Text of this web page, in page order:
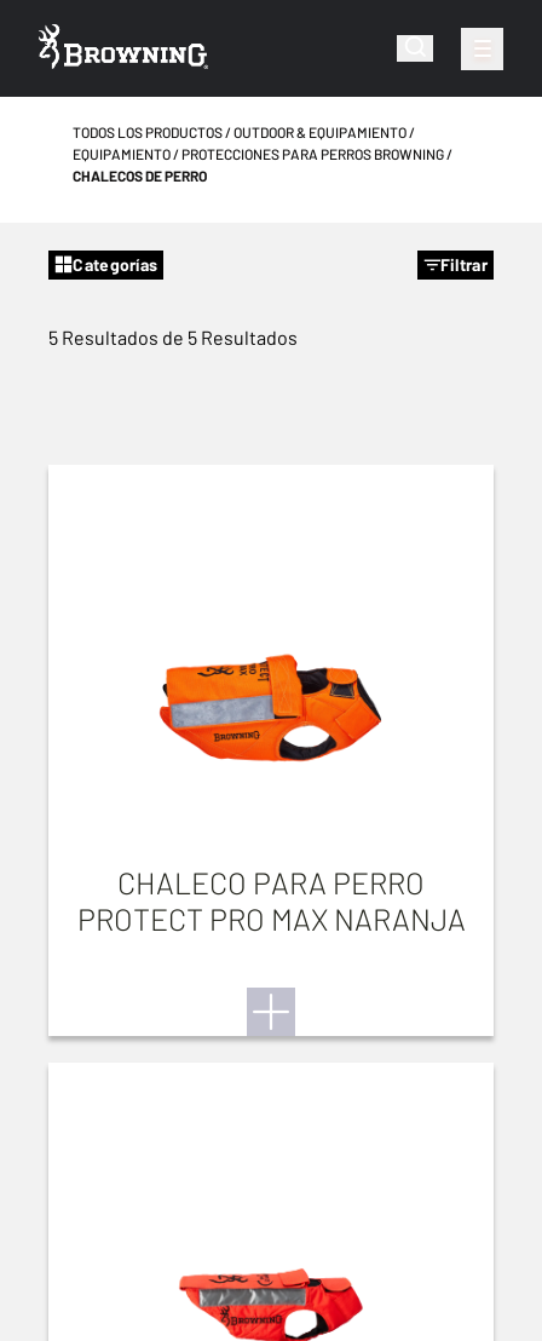
TODOS LOS PRODUCTOS
OUTDOOR & EQUIPAMIENTO
EQUIPAMIENTO
PROTECCIONES PARA PERROS BROWNING
CHALECOS DE PERRO
Categorías Filtrar
5 Resultados de 5 Resultados
CHALECO PARA PERRO
PROTECT PRO MAX NARANJA